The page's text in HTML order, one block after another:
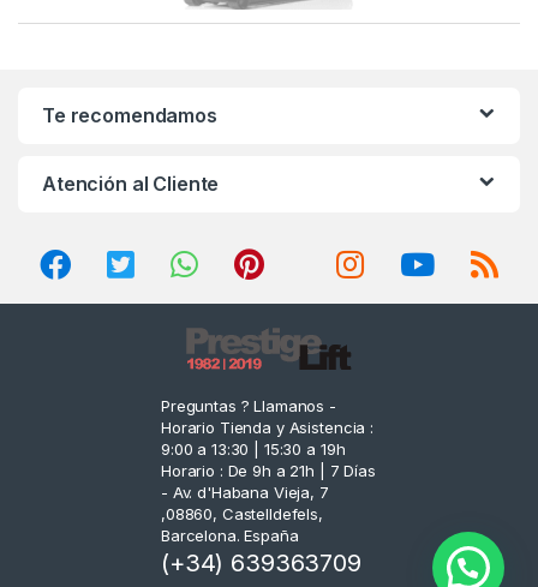
Te recomendamos
Atención al Cliente
Preguntas ? Llamanos -
Horario Tienda y Asistencia :
9:00 a 13:30 | 15:30 a 19h
Horario : De 9h a 21h | 7 Días
- Av. d'Habana Vieja, 7
,08860, Castelldefels,
Barcelona. España
(+34) 639363709